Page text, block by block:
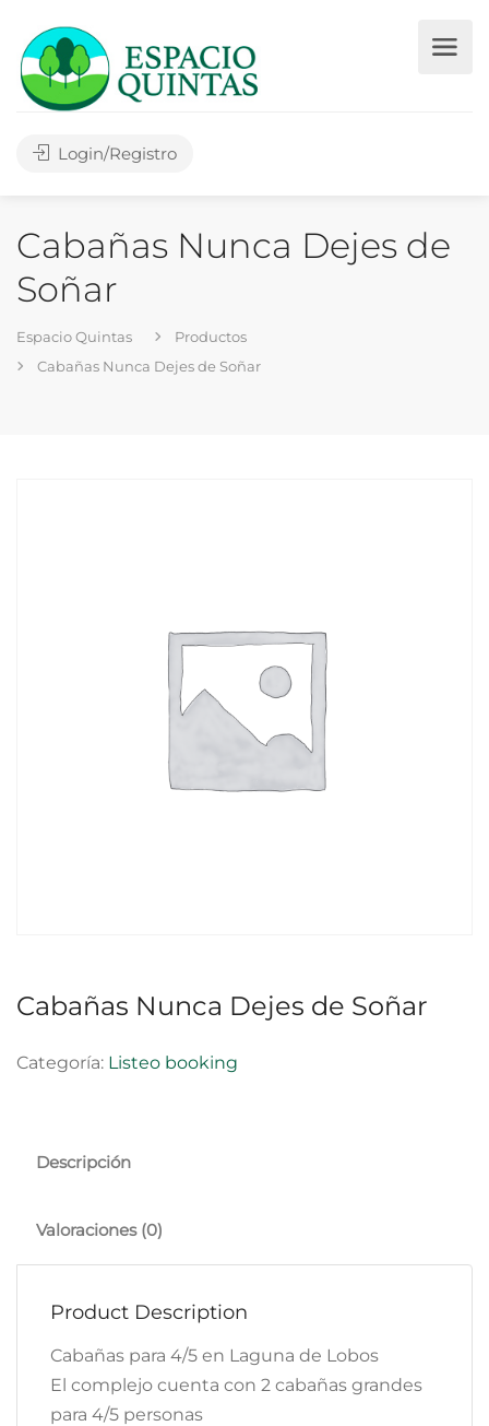
Login/Registro
Cabañas Nunca Dejes de
Soñar
Espacio Quintas
Productos
Cabañas Nunca Dejes de Soñar
Cabañas Nunca Dejes de Soñar
Categoría: Listeo booking
Descripción
Valoraciones (0)
Product Description
Cabañas para 4/5 en Laguna de Lobos
El complejo cuenta con 2 cabañas grandes
para 4/5 personas